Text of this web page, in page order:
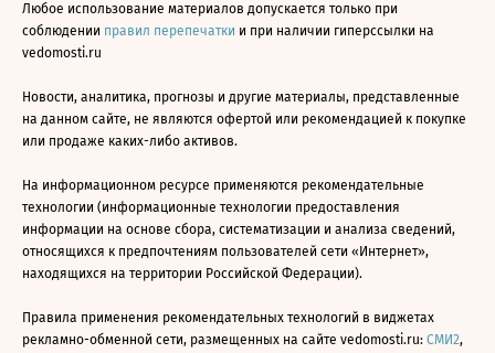
Любое использование материалов допускается только при
соблюдении правил перепечатки и при наличии гиперссылки на
vedomosti.ru
Новости, аналитика, прогнозы и другие материалы, представленные
на данном сайте, не являются офертой или рекомендацией к покупке
или продаже каких-либо активов.
На информационном ресурсе применяются рекомендательные
технологии (информационные технологии предоставления
информации на основе сбора, систематизации и анализа сведений,
относящихся к предпочтениям пользователей сети «Интернет»,
находящихся на территории Российской Федерации).
Правила применения рекомендательных технологий в виджетах
рекламно-обменной сети, размещенных на сайте vedomosti.ru: СМИ2,